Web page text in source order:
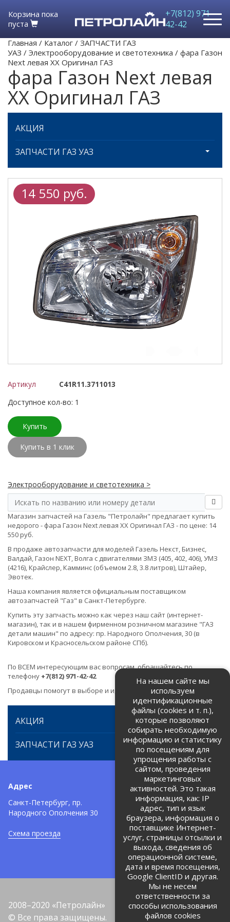
Корзина пока
пуста
+7(812) 971-
42-42
Главная / Каталог / ЗАПЧАСТИ ГАЗ
УАЗ / Электрооборудование и светотехника / фара Газон
Next левая ХХ Оригинал ГАЗ
фара Газон Next левая
ХХ Оригинал ГАЗ
АКЦИЯ
ЗАПЧАСТИ ГАЗ УАЗ
14 550 руб.
Артикул
С41R11.3711013
Доступное кол-во: 1
Купить
Купить в 1 клик
Электрооборудование и светотехника >
Магазин запчастей на Газель "Петролайн" предлагает купить
недорого - фара Газон Next левая ХХ Оригинал ГАЗ - по цене: 14
550 руб.
В продаже автозапчасти для моделей Газель Некст, Бизнес,
Валдай, Газон NEXT, Волга с двигателями ЗМЗ (405, 402, 406), УМЗ
(4216), Крайслер, Камминс (объемом 2.8, 3.8 литров), Штайер,
Эвотек.
Наша компания является официальным поставщиком
автозапчастей "Газ" в Санкт-Петербурге.
Купить эту запчасть можно как через наш сайт (интернет-
магазин), так и в нашем фирменном розничном магазине "ГАЗ
детали машин" по адресу: пр. Народного Ополчения, 30 (в
Кировском и Красносельском районе СПб).
По ВСЕМ интересующим вас вопросам, обращайтесь по
телефону +7(812) 971-42-42
Продавцы помогут в выборе и идентификации товара.
АКЦИЯ
ЗАПЧАСТИ ГАЗ УАЗ
Адрес
Санкт-Петербург, пр.
Народного Ополчения 30
Схема проезда
Телефоны:
+7 (812) 971-42-42
Политика об обработке и
защите персональных данных
Соглашение на обработку
персональных данных
2008–2020 «Петролайн»
© Все права защищены.
На нашем сайте мы
используем
идентификационные
файлы (cookies и т. п.),
которые позволяют
собирать необходимую
информацию и статистику
по посещениям для
упрощения работы с
сайтом, проведения
маркетинговых
активностей. Это такая
информация, как: IP
адрес, тип и язык
браузера, информация о
поставщике Интернет-
услуг, страницы отсылки и
выхода, сведения об
операционной системе,
дата и время посещения,
Google ClientID и другая.
Мы не несем
ответственности за
способы использования
файлов cookies